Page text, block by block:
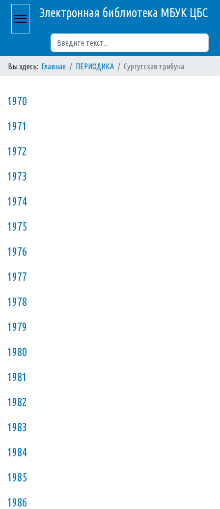
Электронная библиотека МБУК ЦБС
Вы здесь: Главная ПЕРИОДИКА Сургутская трибуна
1970
1971
1972
1973
1974
1975
1976
1977
1978
1979
1980
1981
1982
1983
1984
1985
1986